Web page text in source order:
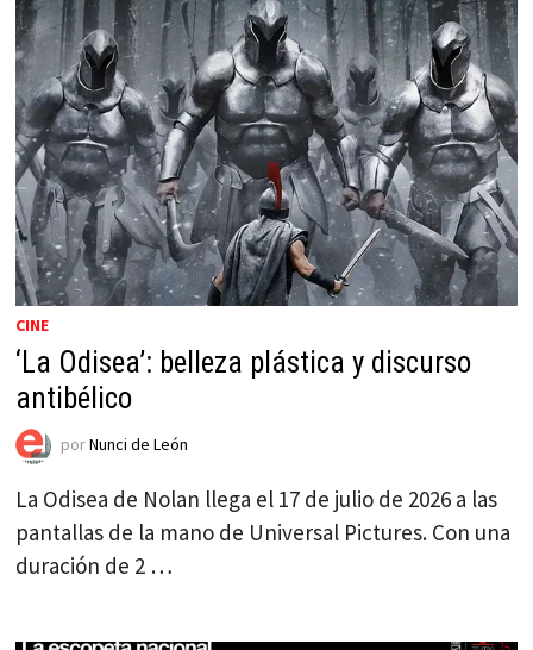
CINE
‘La Odisea’: belleza plástica y discurso
antibélico
porNunci de León
La Odisea de Nolan llega el 17 de julio de 2026 a las
pantallas de la mano de Universal Pictures. Con una
duración de 2 …